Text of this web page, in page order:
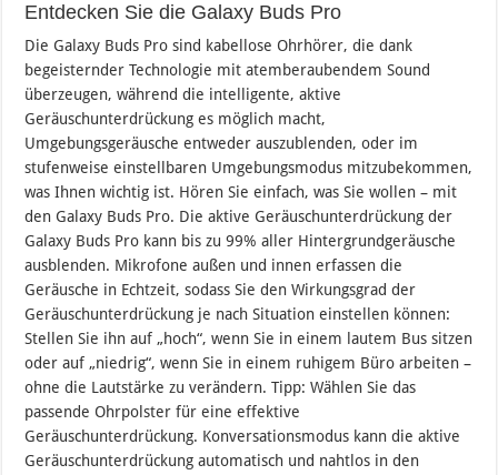
Entdecken Sie die Galaxy Buds Pro
Die Galaxy Buds Pro sind kabellose Ohrhörer, die dank
begeisternder Technologie mit atemberaubendem Sound
überzeugen, während die intelligente, aktive
Geräuschunterdrückung es möglich macht,
Umgebungsgeräusche entweder auszublenden, oder im
stufenweise einstellbaren Umgebungsmodus mitzubekommen,
was Ihnen wichtig ist. Hören Sie einfach, was Sie wollen – mit
den Galaxy Buds Pro. Die aktive Geräuschunterdrückung der
Galaxy Buds Pro kann bis zu 99% aller Hintergrundgeräusche
ausblenden. Mikrofone außen und innen erfassen die
Geräusche in Echtzeit, sodass Sie den Wirkungsgrad der
Geräuschunterdrückung je nach Situation einstellen können:
Stellen Sie ihn auf „hoch“, wenn Sie in einem lautem Bus sitzen
oder auf „niedrig“, wenn Sie in einem ruhigem Büro arbeiten –
ohne die Lautstärke zu verändern. Tipp: Wählen Sie das
passende Ohrpolster für eine effektive
Geräuschunterdrückung. Konversationsmodus kann die aktive
Geräuschunterdrückung automatisch und nahtlos in den